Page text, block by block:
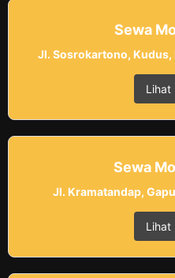
Sewa
Jl. Sosrokartono, Kudus,
Lihat
Sewa
Jl. Kramatandap,
Lihat